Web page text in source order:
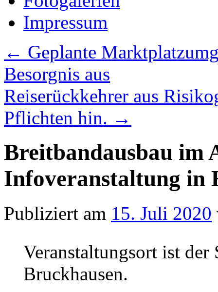
Impressum
← Geplante
Besorgnis aus
Reiserückkehrer aus
Pflichten hin. →
Breitbandausbau im
Infoveranstaltung in
Publiziert am 15. Juli 2020
Veranstaltungsort ist
Bruckhausen.